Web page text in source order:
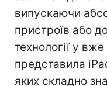
випускаючи
пристроїв або
технології у
представила
яких складно